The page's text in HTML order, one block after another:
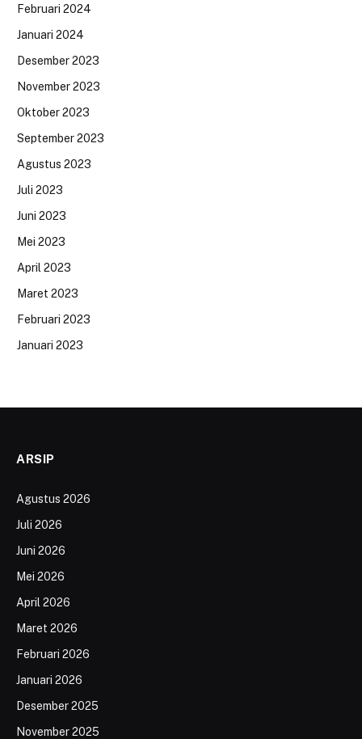
Februari 2024
Januari 2024
Desember 2023
November 2023
Oktober 2023
September 2023
Agustus 2023
Juli 2023
Juni 2023
Mei 2023
April 2023
Maret 2023
Februari 2023
Januari 2023
ARSIP
Agustus 2026
Juli 2026
Juni 2026
Mei 2026
April 2026
Maret 2026
Februari 2026
Januari 2026
Desember 2025
November 2025